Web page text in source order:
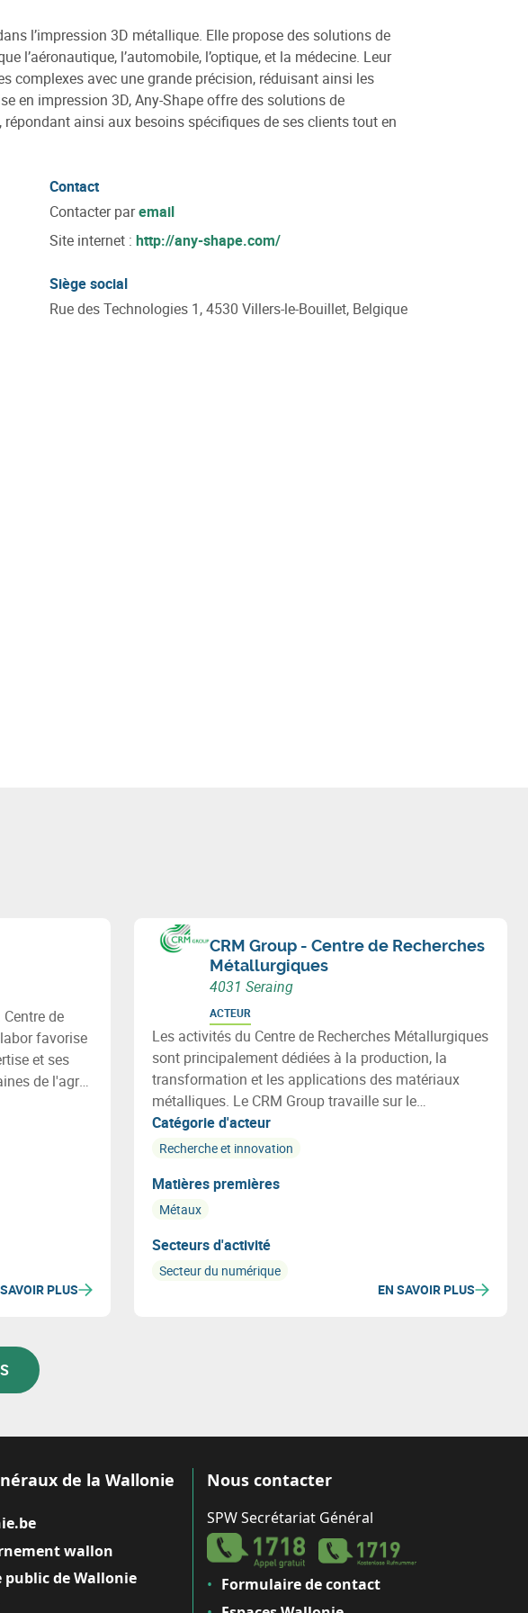
l’impression 3D métallique. Elle propose des solutions de
l’aéronautique, l’automobile, l’optique, et la médecine. Leur
complexes avec une grande précision, réduisant ainsi les
en impression 3D, Any-Shape offre des solutions de
ainsi aux besoins spécifiques de ses clients tout en
Contact
Contacter paremail
Site internet : http://any-shape.com/
Siège social
Rue des Technologies 1, 4530 Villers-le-Bouillet, Belgique
de
favorise
et ses
de l'agro-
la biomasse
PLUS
CRM Group - Centre de Recherches
Métallurgiques
4031 Seraing
ACTEUR
Les activités du Centre de Recherches Métallurgiques
sont principalement dédiées à la production, la
transformation et les applications des matériaux
métalliques. Le CRM Group travaille sur le
développement de métaux dits intelligents.
Catégorie d'acteur
Recherche et innovation
Matières premières
Métaux
Secteurs d'activité
Secteur du numérique
EN SAVOIR PLUS
de la Wallonie
wallon
public de Wallonie
Nous contacter
SPW Secrétariat Général
Formulaire de contact